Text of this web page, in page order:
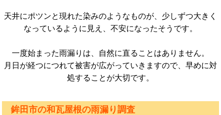
天井にポツンと現れた染みのようなものが、少しずつ大きく
なっているように見え、不安になったそうです。
一度始まった雨漏りは、自然に直ることはありません。
月日が経つにつれて被害が広がっていきますので、早めに対
処することが大切です。
鉾田市の和瓦屋根の雨漏り調査